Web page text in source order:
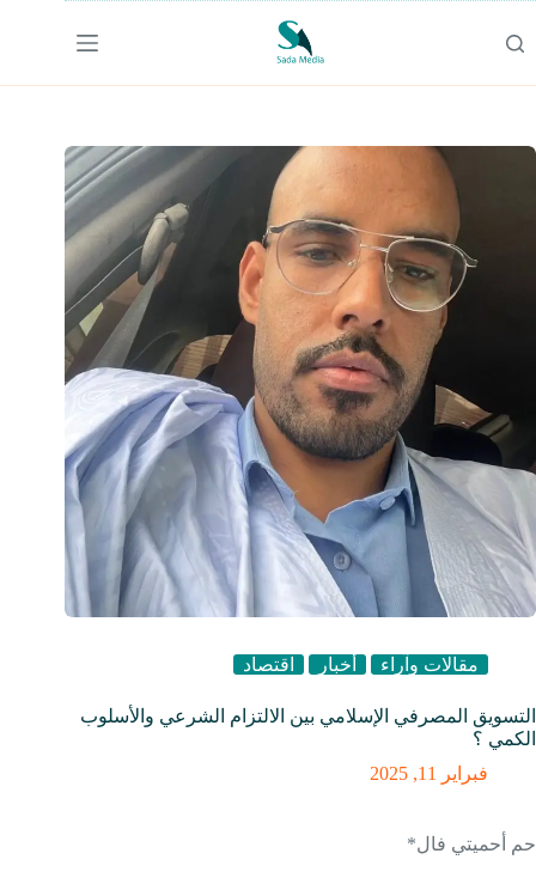
إلى
المحتوى
مقالات وآراء أخبار اقتصاد
التسويق المصرفي الإسلامي بين الالتزام الشرعي والأسلوب
الكمي ؟
فبراير 11, 2025
حم أحميتي فال*